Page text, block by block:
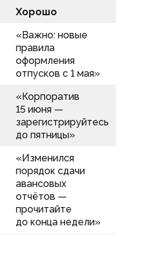
Хорошо
«Важно: новые
правила
оформления
отпусков с 1 мая»
«Корпоратив
15 июня —
зарегистрируйтесь
до пятницы»
«Изменился
порядок сдачи
авансовых
отчётов —
прочитайте
до конца недели»